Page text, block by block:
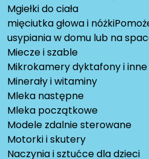
Mgiełki do ciała
mięciutka głowa i
usypiania w domu lub na
Miecze i szable
Mikrokamery dyktafony i
Minerały i witaminy
Mleka następne
Mleka początkowe
Modele zdalnie sterowane
Motorki i skutery
Naczynia i sztućce dla dzieci